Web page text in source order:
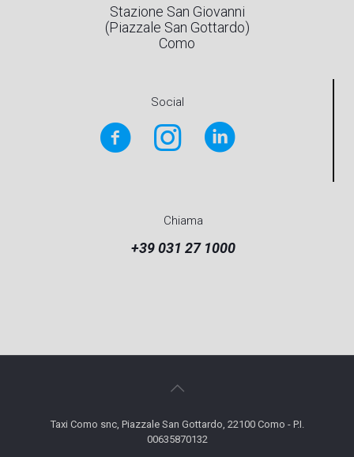
Stazione San Giovanni
(Piazzale San Gottardo)
Como
Social
Chiama
+39 031 27 1000
Taxi Como snc, Piazzale San Gottardo, 22100 Como - P.I.
00635870132